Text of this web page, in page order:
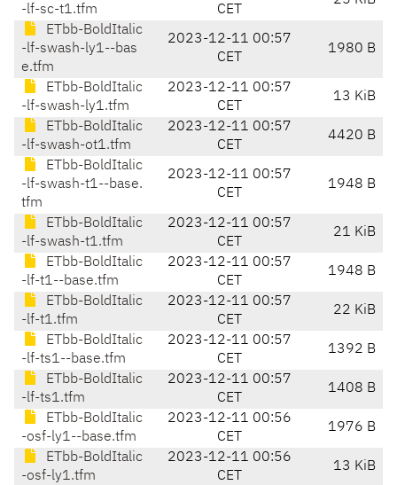
-lf-sc-t1.tfm
CET
ETbb-BoldItalic
-lf-swash-ly1--bas
e.tfm
2023-12-11 00:57
CET
1980 B
ETbb-BoldItalic
-lf-swash-ly1.tfm
2023-12-11 00:57
CET
13 KiB
ETbb-BoldItalic
-lf-swash-ot1.tfm
2023-12-11 00:57
CET
4420 B
ETbb-BoldItalic
-lf-swash-t1--base.
tfm
2023-12-11 00:57
CET
1948 B
ETbb-BoldItalic
-lf-swash-t1.tfm
2023-12-11 00:57
CET
21 KiB
ETbb-BoldItalic
-lf-t1--base.tfm
2023-12-11 00:57
CET
1948 B
ETbb-BoldItalic
-lf-t1.tfm
2023-12-11 00:57
CET
22 KiB
ETbb-BoldItalic
-lf-ts1--base.tfm
2023-12-11 00:57
CET
1392 B
ETbb-BoldItalic
-lf-ts1.tfm
2023-12-11 00:57
CET
1408 B
ETbb-BoldItalic
-osf-ly1--base.tfm
2023-12-11 00:56
CET
1976 B
ETbb-BoldItalic
-osf-ly1.tfm
2023-12-11 00:56
CET
13 KiB